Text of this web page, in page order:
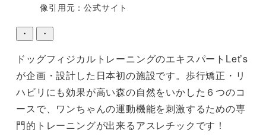
像引用元：公式サイト
・ ・
ドッグフィジカルトレーニングのエキスパートLet’s
が企画・設計した日本初の施設です。歩行矯正・リ
ハビリにも効果が高い森の自然をいかした６つのコ
ースで、ワンちゃんの運動機能を刺激するための専
門的トレーニングが出来るアスレチックです！